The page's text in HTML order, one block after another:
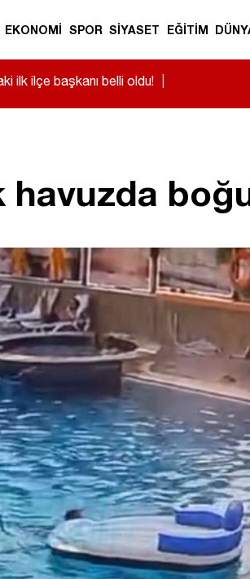
EKONOMİ SPOR SİYASET EĞİTİM
ilk ilçe başkanı belli oldu!
havuzda